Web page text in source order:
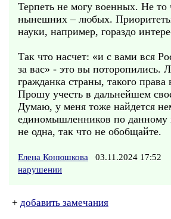
Терпеть не могу военных. Не то
нынешних – любых.
науки, например, гораздо
Так что насчет: «и с вами вся
за вас» - это вы поторопились.
гражданка страны, такого права
Прошу учесть в дальнейшем
Думаю, у меня тоже найдется
единомышленников по данному
не одна, так что не обобщайте.
Елена Конюшкова 03.11.2024 17:52
нарушении
+ добавить замечания